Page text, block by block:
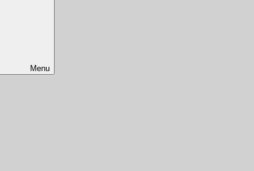
Menu